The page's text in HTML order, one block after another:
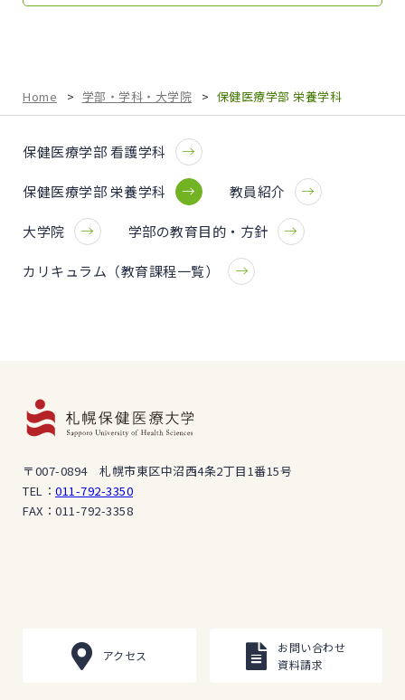
Home > 学部・学科・大学院 > 保健医療学部 栄養学科
保健医療学部 看護学科
保健医療学部 栄養学科 教員紹介
大学院 学部の教育目的・方針
カリキュラム（教育課程一覧）
〒007-0894 札幌市東区中沼西4条2丁目1番15号
TEL： 011-792-3350
FAX：011-792-3358
アクセス
お問い合わせ
資料請求